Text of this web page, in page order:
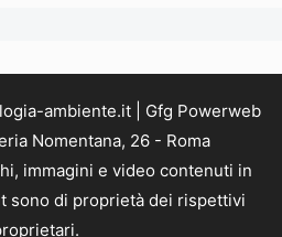
ambiente.it | Gfg Powerweb
Nomentana, 26 - Roma
immagini e video contenuti in
sono di proprietà dei rispettivi